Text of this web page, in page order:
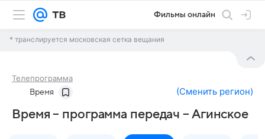
Фильмы онлайн
* транслируется московская сетка вещания
Телепрограмма
Время (Сменить регион)
Время – программа передач – Агинское